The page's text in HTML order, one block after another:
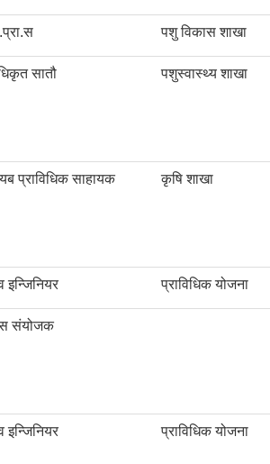
पशु विकास शाखा
सातौ पशुस्वास्थ्य शाखा
प्राविधिक साहायक कृषि शाखा
इन्जिनियर प्राविधिक योजना
संयोजक
इन्जिनियर प्राविधिक योजना